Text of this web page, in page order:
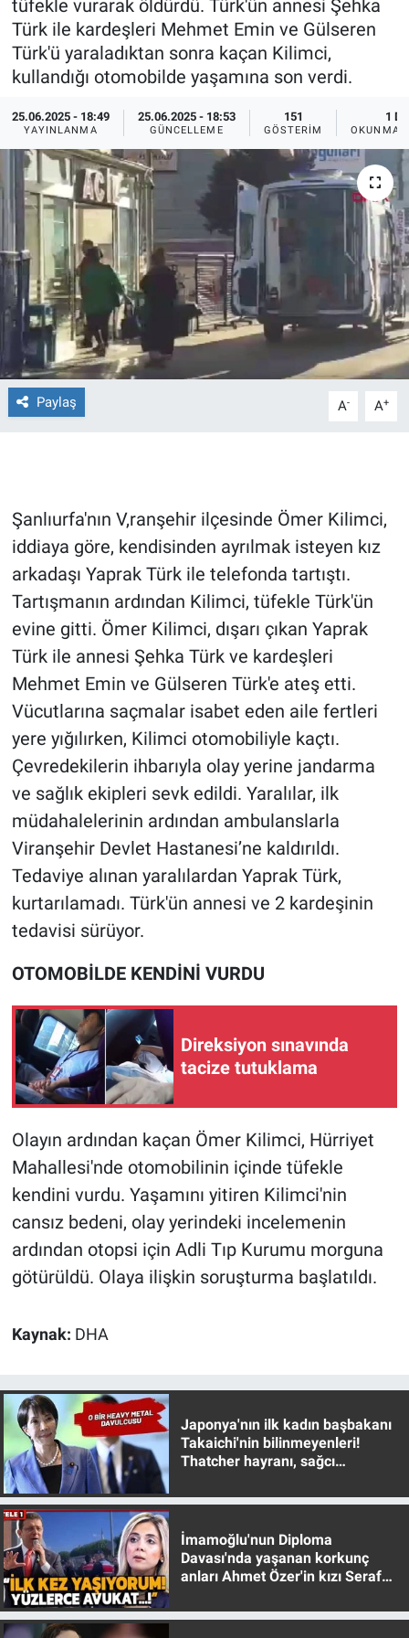
tüfekle vurarak öldürdü. Türk'ün annesi Şehka
Türk ile kardeşleri Mehmet Emin ve Gülseren
Türk'ü yaraladıktan sonra kaçan Kilimci,
kullandığı otomobilde yaşamına son verdi.
25.06.2025 - 18:49
YAYINLANMA
25.06.2025 - 18:53
GÜNCELLEME
151
GÖSTERIM
1 DK
OKUNMA
Paylaş A- A+
Şanlıurfa'nın V,ranşehir ilçesinde Ömer Kilimci,
iddiaya göre, kendisinden ayrılmak isteyen kız
arkadaşı Yaprak Türk ile telefonda tartıştı.
Tartışmanın ardından Kilimci, tüfekle Türk'ün
evine gitti. Ömer Kilimci, dışarı çıkan Yaprak
Türk ile annesi Şehka Türk ve kardeşleri
Mehmet Emin ve Gülseren Türk'e ateş etti.
Vücutlarına saçmalar isabet eden aile fertleri
yere yığılırken, Kilimci otomobiliyle kaçtı.
Çevredekilerin ihbarıyla olay yerine jandarma
ve sağlık ekipleri sevk edildi. Yaralılar, ilk
müdahalelerinin ardından ambulanslarla
Viranşehir Devlet Hastanesi’ne kaldırıldı.
Tedaviye alınan yaralılardan Yaprak Türk,
kurtarılamadı. Türk'ün annesi ve 2 kardeşinin
tedavisi sürüyor.
OTOMOBİLDE KENDİNİ VURDU
Direksiyon sınavında
tacize tutuklama
Olayın ardından kaçan Ömer Kilimci, Hürriyet
Mahallesi'nde otomobilinin içinde tüfekle
kendini vurdu. Yaşamını yitiren Kilimci'nin
cansız bedeni, olay yerindeki incelemenin
ardından otopsi için Adli Tıp Kurumu morguna
götürüldü. Olaya ilişkin soruşturma başlatıldı.
Kaynak: DHA
Japonya'nın ilk kadın başbakanı
Takaichi'nin bilinmeyenleri!
Thatcher hayranı, sağcı
İmamoğlu'nun Diploma
Davası'nda yaşanan korkunç
anları Ahmet Özer'in kızı Seraf
Ege'den Esintiler
Eğitim
Eğlence
Ekonomi
Forum
Gerçeğin İzinde
Gün Başlıyor
Gün Bitiyor
Gün Ortası
Haber
Kimdir
Koronavirüs
Kültür Sanat
Ne demişti
Nedir
Popüler
Programlar
Sağlık
Spor
Teknoloji
Türkiye'nin Geleceği
Türkiye'nin Gündemi
Yerel Gündem
Yerel Yaşam
Canlı Yayın
İletişim